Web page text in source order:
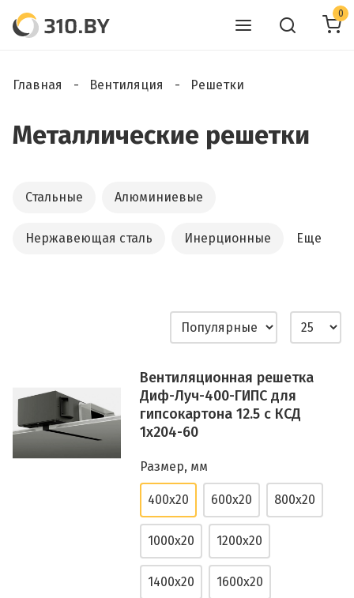
0
Главная Вентиляция Решетки
Металлические решетки
Стальные Алюминиевые
Нержавеющая сталь Инерционные Еще
Вентиляционная решетка
Диф-Луч-400-ГИПС для
гипсокартона 12.5 с КСД
1х204-60
Размер, мм
400x20 600x20 800x20
1000x20 1200x20
1400x20 1600x20